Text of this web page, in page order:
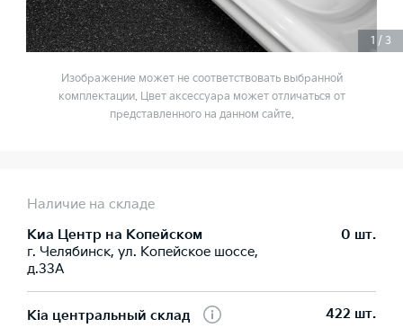
1 / 3
Изображение может не соответствовать выбранной
комплектации. Цвет аксессуара может отличаться от
представленного на данном сайте.
Наличие на складе
Киа Центр на Копейском
г. Челябинск, ул. Копейское шоссе,
д.33А
0 шт.
Kia центральный склад 422 шт.